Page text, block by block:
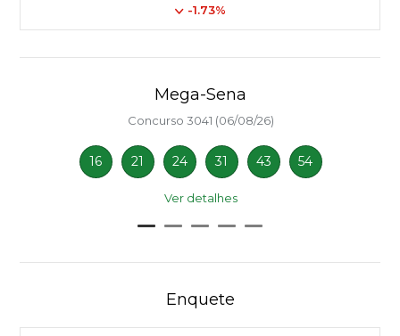
-1.73%
Mega-Sena
Concurso 3041 (06/08/26)
16 21 24 31 43 54
Ver detalhes
Enquete